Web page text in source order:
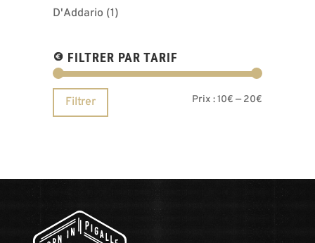
D'Addario (1)
FILTRER PAR TARIF
Filtrer Prix :10€ — 20€